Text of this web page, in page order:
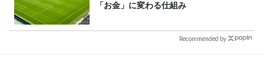
「お金」に変わる仕組み
Recommended by